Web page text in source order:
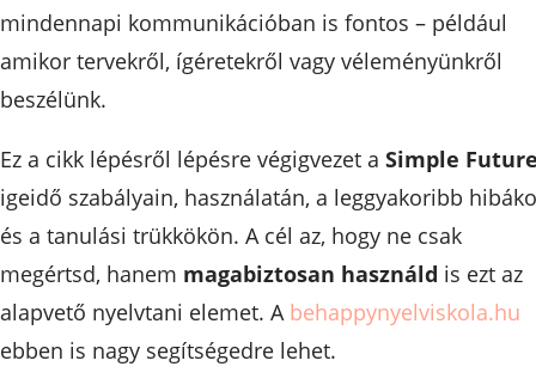
mindennapi kommunikációban is fontos – például
amikor tervekről, ígéretekről vagy véleményünkről
beszélünk.
Ez a cikk lépésről lépésre végigvezet a Simple
igeidő szabályain, használatán, a leggyakoribb
és a tanulási trükkökön. A cél az, hogy ne csak
megértsd, hanem magabiztosan használd is ezt az
alapvető nyelvtani elemet. A behappynyelviskola.hu
ebben is nagy segítségedre lehet.